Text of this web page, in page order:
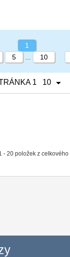
1 10
- 20 položek z celkového
1
5 10